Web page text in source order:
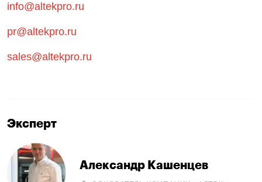
info@altekpro.ru
pr@altekpro.ru
sales@altekpro.ru
Эксперт
Александр Кашенцев